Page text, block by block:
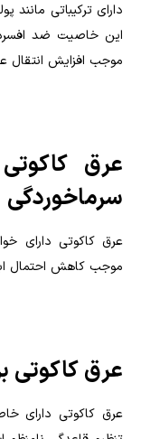
دارای ترکیباتی
این خاصیت ضد
موجب افزایش انتقال
عرق
سرماخوردگی
عرق کاکوتی دارای
موجب کاهش احتمال
عرق کاکوتی
عرق کاکوتی دارای